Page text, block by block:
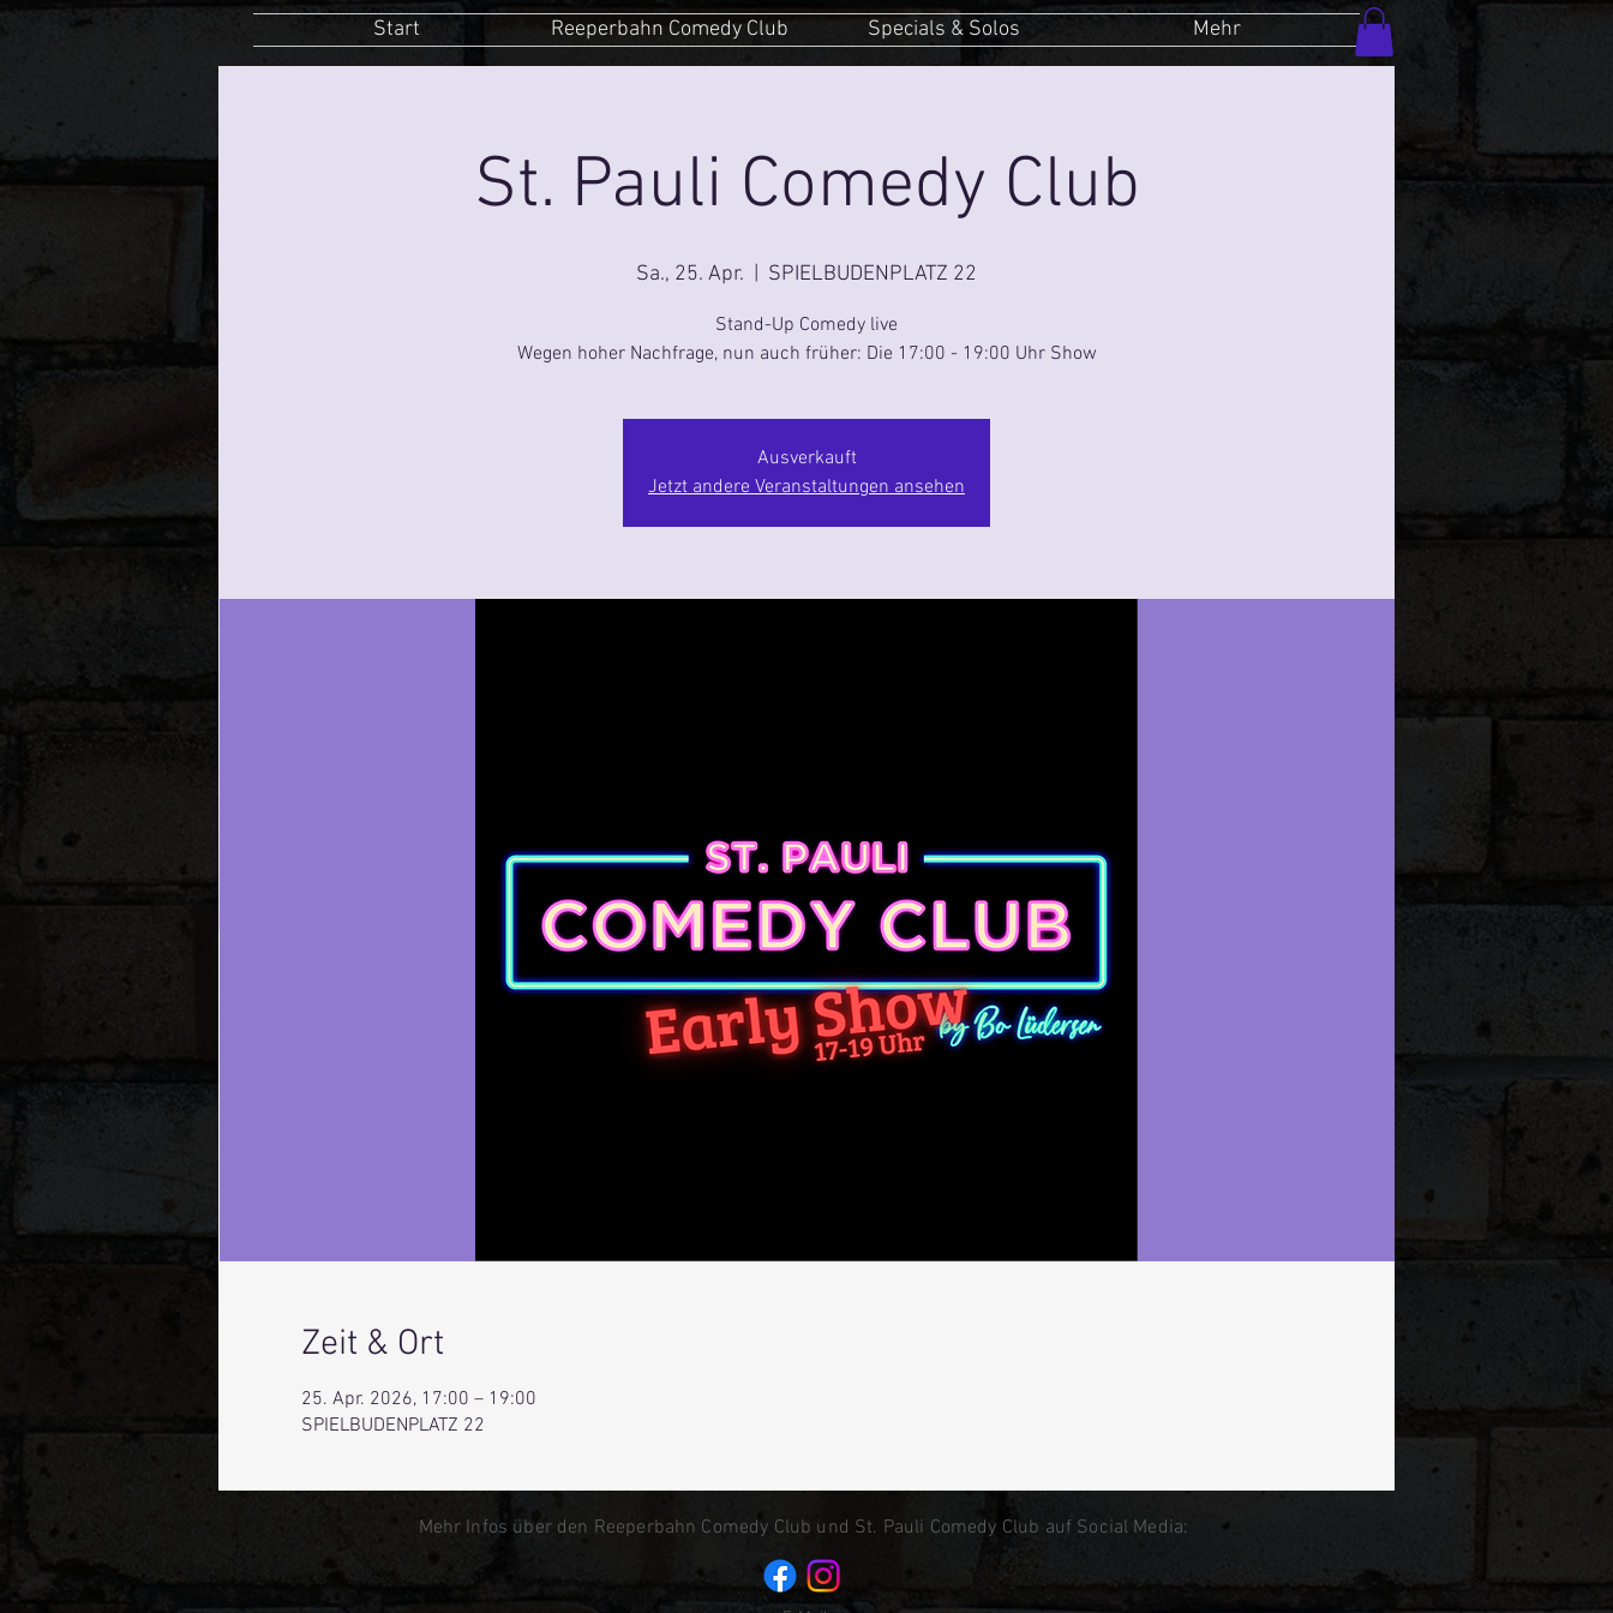
Start Reeperbahn Comedy Club Specials & Solos Mehr
St. Pauli Comedy Club
Sa., 25. Apr. SPIELBUDENPLATZ 22
Stand-Up Comedy live
Wegen hoher Nachfrage, nun auch früher: Die 17:00 - 19:00 Uhr Show
Ausverkauft
Jetzt andere Veranstaltungen ansehen
Zeit & Ort
25. Apr. 2026, 17:00 – 19:00
SPIELBUDENPLATZ 22
Mehr Infos über den Reeperbahn Comedy Club und St. Pauli Comedy Club auf Social Media: